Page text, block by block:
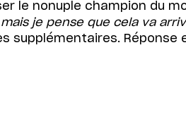
le nonuple champion du
je pense que cela va
supplémentaires. Réponse